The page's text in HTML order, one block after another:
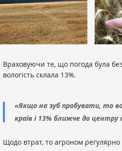
Враховуючи те, що погода була
вологість склала 13%.
«Якщо на зуб пробувати, то
країв і 13% ближче до центру
Щодо втрат, то агроном